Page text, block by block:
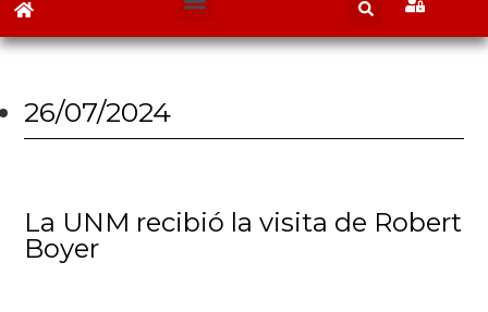
26/07/2024
La UNM recibió la visita de Robert
Boyer